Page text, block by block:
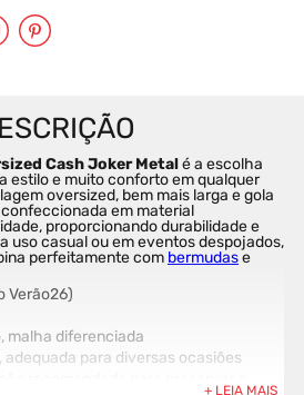
Cash Joker Metal é a escolha
estilo e muito conforto em qualquer
oversized, bem mais larga e gola
em material
proporcionando durabilidade e
uso casual ou em eventos despojados,
perfeitamente com bermudas
Verão26)
malha diferenciada
adequada para diversas ocasiões